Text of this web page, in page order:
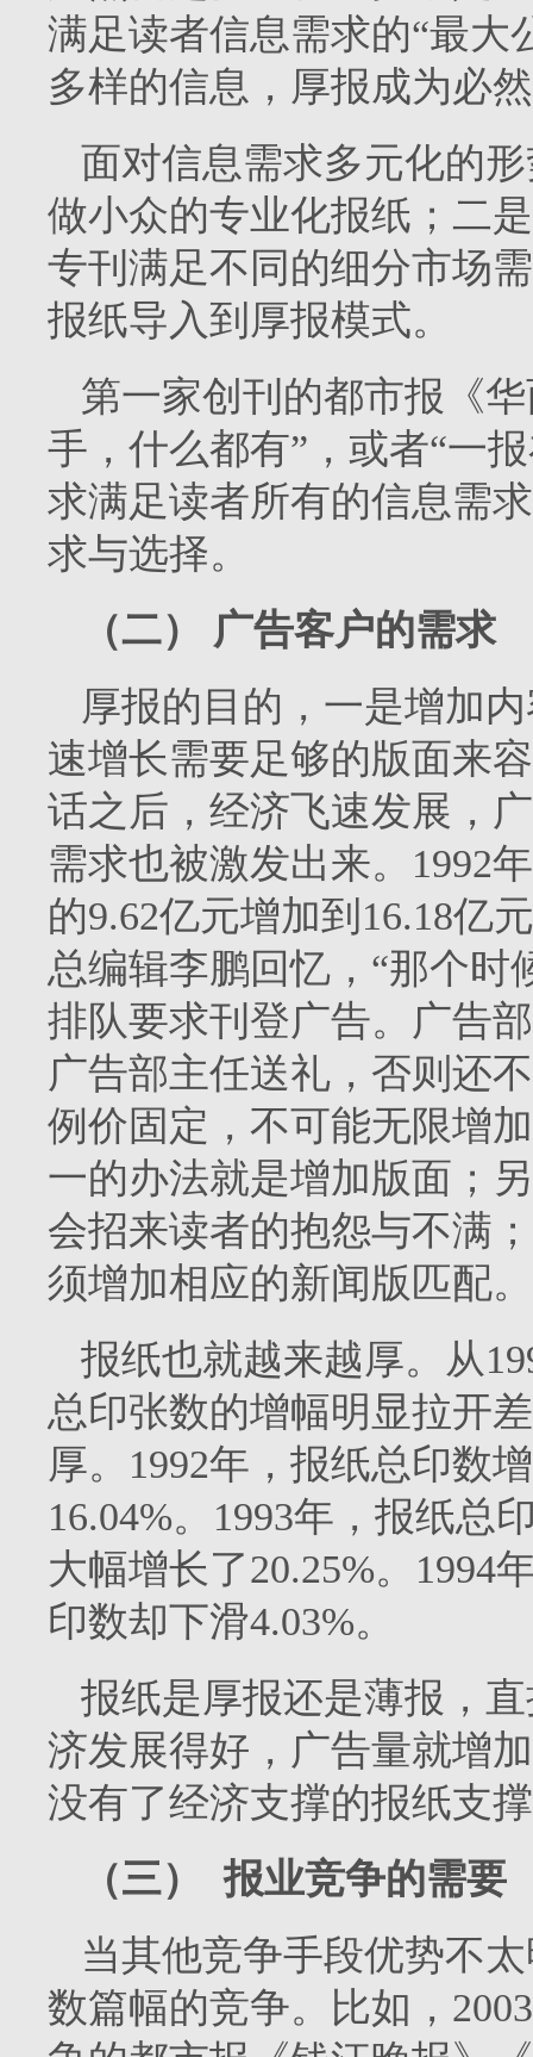
满足读者信息需求的“最大
多样的信息，厚报成为必
面对信息需求多元化的
做小众的专业化报纸；二
专刊满足不同的细分市场
报纸导入到厚报模式。
第一家创刊的都市报《
手，什么都有”，或者“一
求满足读者所有的信息需
求与选择。
（二）
广告客户的需求
厚报的目的，一是增加
速增长需要足够的版面来
话之后，经济飞速发展，
需求也被激发出来。 1992
的9.62亿元增加到 16.18亿
总编辑李鹏回忆，“那个时
排队要求刊登广告。广告
广告部主任送礼，否则还
例价固定，不可能无限增
一的办法就是增加版面；
会招来读者的抱怨与不满
须增加相应的新闻版匹配。
报纸也就越来越厚。从
总印张数的增幅明显拉开
厚。 1992年，报纸总印数
16.04%。 1993年，报纸总
大幅增长了20.25%。 1994
印数却下滑4.03%。
报纸是厚报还是薄报，
济发展得好，广告量就增
没有了经济支撑的报纸支
（三）
报业竞争的需要
当其他竞争手段优势不
数篇幅的竞争。比如， 2003